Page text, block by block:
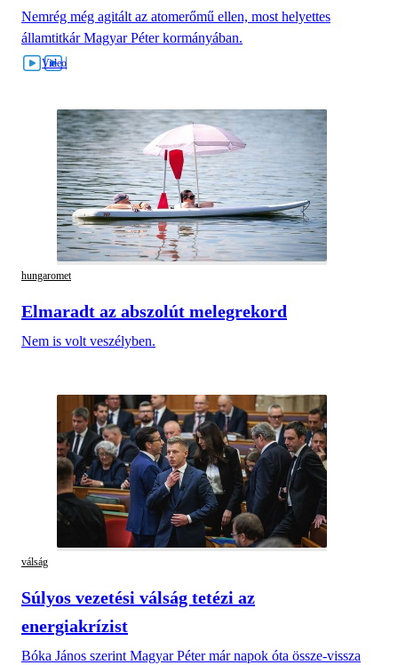
Nemrég még agitált az atomerőmű ellen, most helyettes
államtitkár Magyar Péter kormányában.
hungaromet
Elmaradt az abszolút melegrekord
Nem is volt veszélyben.
válság
Súlyos vezetési válság tetézi az
energiakrízist
Bóka János szerint Magyar Péter már napok óta össze-vissza